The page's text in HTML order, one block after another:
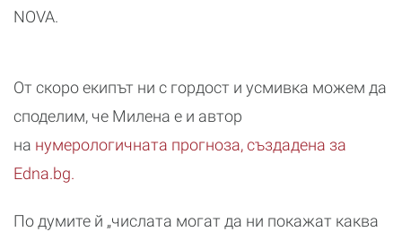
NOVA.
От скоро екипът ни с гордост и усмивка можем да
споделим, че Милена е и автор
на нумерологичната прогноза, създадена за
Edna.bg.
По думите й „числата могат да ни покажат каква